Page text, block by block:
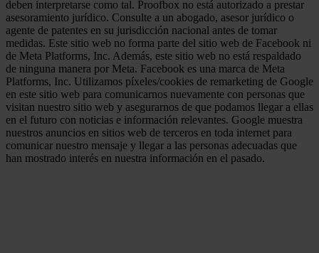
deben interpretarse como tal. Proofbox no está autorizado a prestar
asesoramiento jurídico. Consulte a un abogado, asesor jurídico o
agente de patentes en su jurisdicción nacional antes de tomar
medidas. Este sitio web no forma parte del sitio web de Facebook ni
de Meta Platforms, Inc. Además, este sitio web no está respaldado
de ninguna manera por Meta. Facebook es una marca de Meta
Platforms, Inc. Utilizamos píxeles/cookies de remarketing de Google
en este sitio web para comunicarnos nuevamente con personas que
visitan nuestro sitio web y asegurarnos de que podamos llegar a ellas
en el futuro con noticias e información relevantes. Google muestra
nuestros anuncios en sitios web de terceros en toda internet para
comunicar nuestro mensaje y llegar a las personas adecuadas que
han mostrado interés en nuestra información en el pasado.